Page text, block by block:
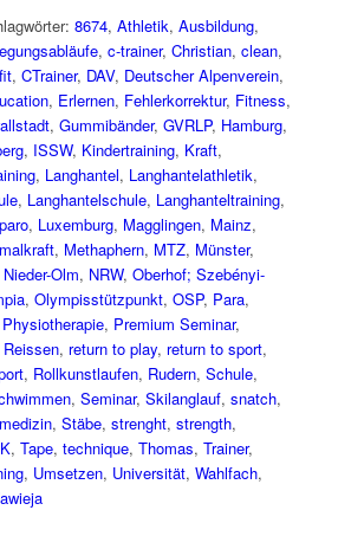
8674, Athletik, Ausbildung,
, c-trainer, Christian, clean,
, CTrainer, DAV, Deutscher Alpenverein,
, Erlernen, Fehlerkorrektur, Fitness,
, Gummibänder, GVRLP, Hamburg,
, ISSW, Kindertraining, Kraft,
, Langhantel, Langhantelathletik,
, Langhantelschule, Langhanteltraining,
, Luxemburg, Magglingen, Mainz,
, Methaphern, MTZ, Münster,
Nieder-Olm, NRW, Oberhof; Szebényi-
, Olympisstützpunkt, OSP, Para,
Physiotherapie, Premium Seminar,
Reissen, return to play, return to sport,
, Rollkunstlaufen, Rudern, Schule,
, Seminar, Skilanglauf, snatch,
, Stäbe, strenght, strength,
, Tape, technique, Thomas, Trainer,
, Umsetzen, Universität, Wahlfach,